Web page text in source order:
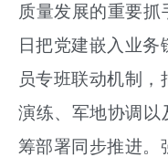
质量发展的重要抓
日把党建嵌入业务
员专班联动机制，
演练、军地协调以
筹部署同步推进。